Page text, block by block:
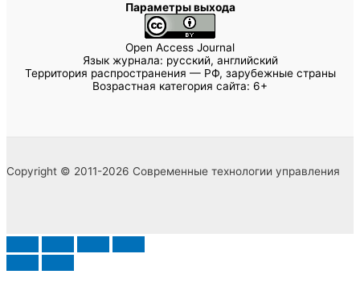
Параметры выхода
Open Access Journal
Язык журнала: русский, английский
Территория распространения — РФ, зарубежные страны
Возрастная категория сайта: 6+
Copyright © 2011-2026 Современные технологии управления